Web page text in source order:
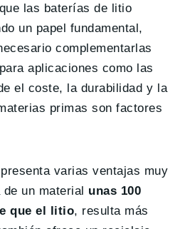
las baterías de litio
un papel fundamental,
complementarlas
aplicaciones como las
el coste, la durabilidad y la
primas son factores
varias ventajas muy
un material unas 100
que el litio, resulta más